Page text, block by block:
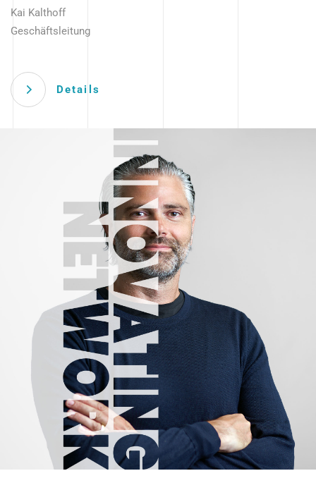
Kai Kalthoff
Geschäftsleitung
Details